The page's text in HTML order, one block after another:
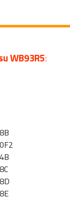
WB93R5: